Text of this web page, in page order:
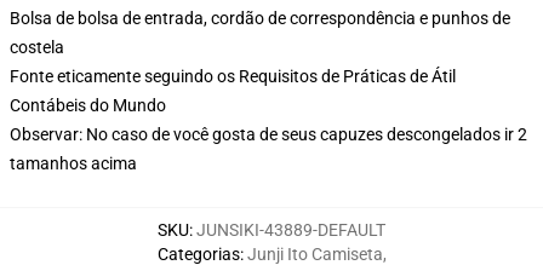
Bolsa de bolsa de entrada, cordão de correspondência e punhos de
costela
Fonte eticamente seguindo os Requisitos de Práticas de Átil
Contábeis do Mundo
Observar: No caso de você gosta de seus capuzes descongelados ir 2
tamanhos acima
SKU:JUNSIKI-43889-DEFAULT
Categorias:Junji Ito Camiseta,